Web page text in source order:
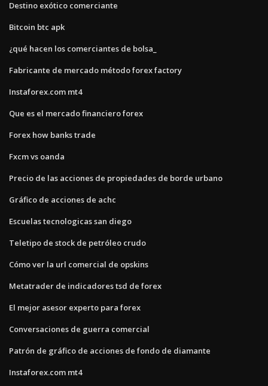
Destino exótico comerciante
Bitcoin btc apk
¿qué hacen los comerciantes de bolsa_
Fabricante de mercado método forex factory
Instaforex.com mt4
Que es el mercado financiero forex
Forex how banks trade
Fxcm vs oanda
Precio de las acciones de propiedades de borde urbano
Gráfico de acciones de achc
Escuelas tecnologicas san diego
Teletipo de stock de petróleo crudo
Cómo ver la url comercial de opskins
Metatrader de indicadores tsd de forex
El mejor asesor experto para forex
Conversaciones de guerra comercial
Patrón de gráfico de acciones de fondo de diamante
Instaforex.com mt4